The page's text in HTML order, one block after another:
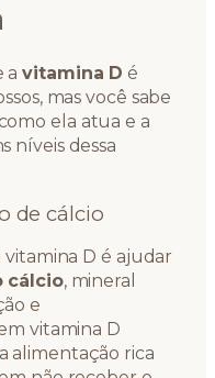
avitamina D é
mas você sabe
ela atua e a
níveis dessa
de cálcio
vitamina D é ajudar
cálcio, mineral
e
vitamina D
alimentação rica